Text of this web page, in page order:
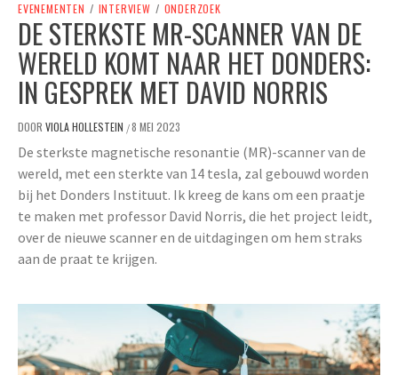
EVENEMENTEN / INTERVIEW / ONDERZOEK
DE STERKSTE MR-SCANNER VAN DE
WERELD KOMT NAAR HET DONDERS:
IN GESPREK MET DAVID NORRIS
DOOR VIOLA HOLLESTEIN /8 MEI 2023
De sterkste magnetische resonantie (MR)-scanner van de
wereld, met een sterkte van 14 tesla, zal gebouwd worden
bij het Donders Instituut. Ik kreeg de kans om een praatje
te maken met professor David Norris, die het project leidt,
over de nieuwe scanner en de uitdagingen om hem straks
aan de praat te krijgen.